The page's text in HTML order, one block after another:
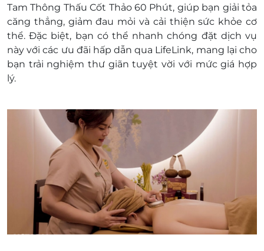
Tam Thông Thấu Cốt Thảo 60 Phút, giúp bạn giải tỏa
căng thẳng, giảm đau mỏi và cải thiện sức khỏe cơ
thể. Đặc biệt, bạn có thể nhanh chóng đặt dịch vụ
này với các ưu đãi hấp dẫn qua LifeLink, mang lại cho
bạn trải nghiệm thư giãn tuyệt vời với mức giá hợp
lý.